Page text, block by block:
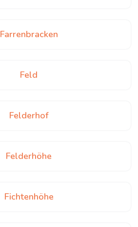
Farrenbracken
Feld
Felderhof
Felderhöhe
Fichtenhöhe